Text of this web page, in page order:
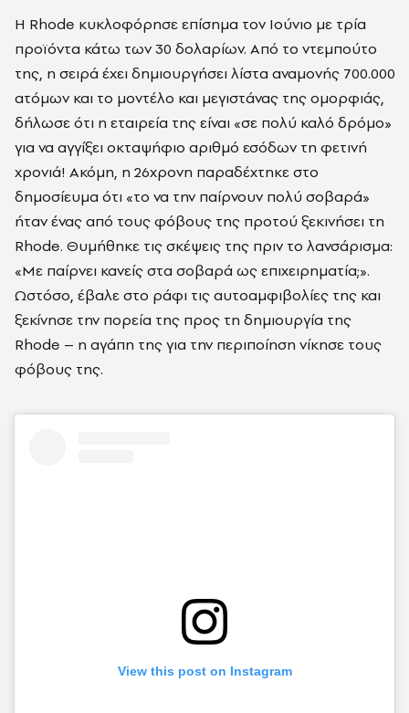
Η Rhode κυκλοφόρησε επίσημα τον Ιούνιο με τρία
προϊόντα κάτω των 30 δολαρίων. Από το ντεμπούτο
της, η σειρά έχει δημιουργήσει λίστα αναμονής 700.000
ατόμων και το μοντέλο και μεγιστάνας της ομορφιάς,
δήλωσε ότι η εταιρεία της είναι «σε πολύ καλό δρόμο»
για να αγγίξει οκταψήφιο αριθμό εσόδων τη φετινή
χρονιά! Ακόμη, η 26χρονη παραδέχτηκε στο
δημοσίευμα ότι «το να την παίρνουν πολύ σοβαρά»
ήταν ένας από τους φόβους της προτού ξεκινήσει τη
Rhode. Θυμήθηκε τις σκέψεις της πριν το λανσάρισμα:
«Με παίρνει κανείς στα σοβαρά ως επιχειρηματία;».
Ωστόσο, έβαλε στο ράφι τις αυτοαμφιβολίες της και
ξεκίνησε την πορεία της προς τη δημιουργία της
Rhode – η αγάπη της για την περιποίηση νίκησε τους
φόβους της.
View this post on Instagram